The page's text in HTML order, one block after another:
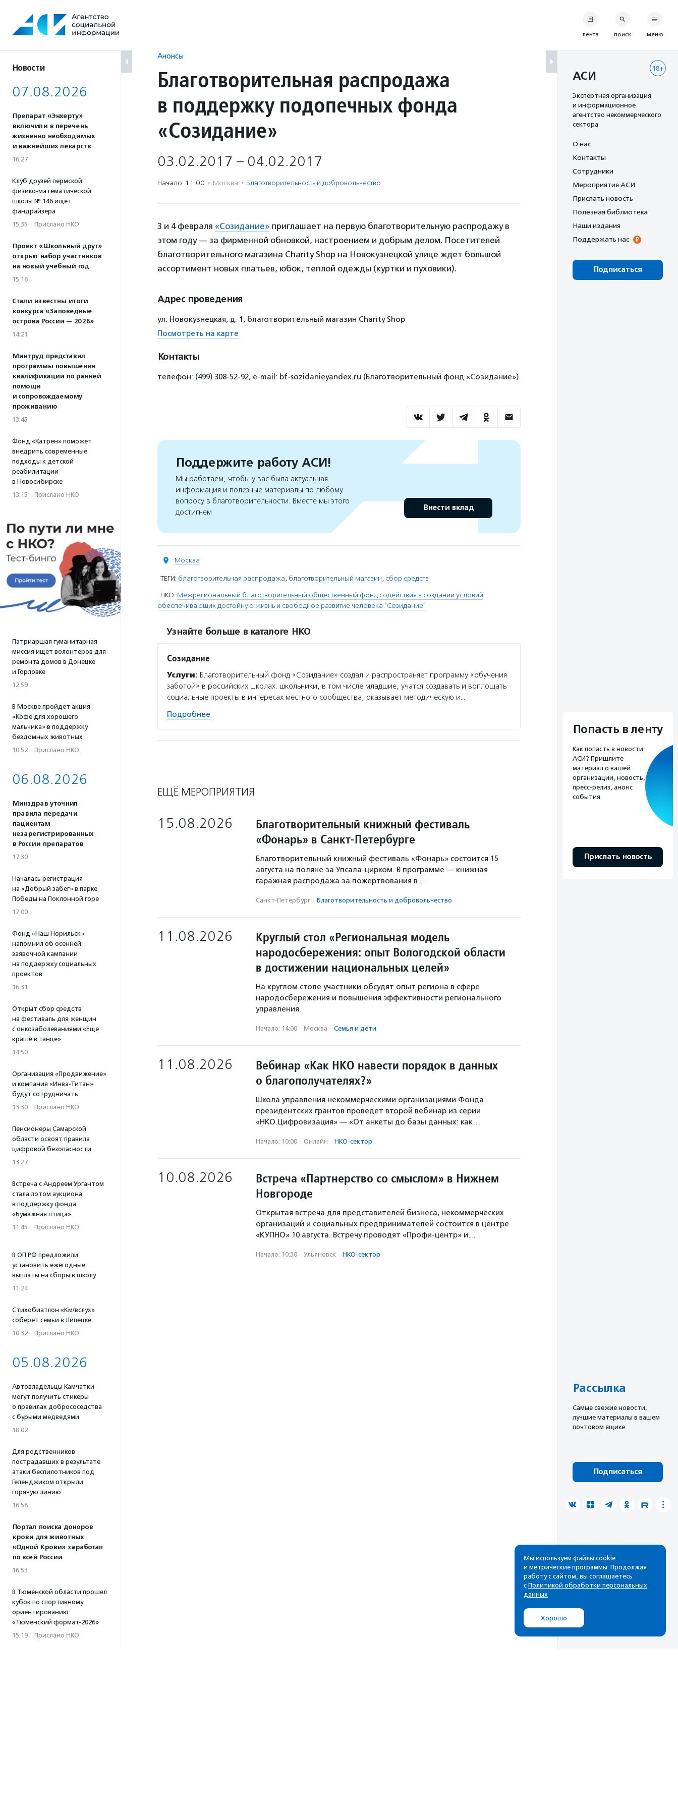
содержанию
Новости
07.08.2026
Препарат «Энхерту»
включили в перечень
жизненно необходимых
и важнейших лекарств
16:27
Клуб друзей пермской
физико-математической
школы № 146 ищет
фандрайзера
15:35 · Прислано НКО
Проект «Школьный друг»
открыл набор участников
на новый учебный год
15:16
Стали известны итоги
конкурса «Заповедные
острова России — 2026»
14:21
Минтруд представил
программы повышения
квалификации по ранней
помощи
и сопровождаемому
проживанию
13:45
Фонд «Катрен» поможет
внедрить современные
подходы к детской
реабилитации
в Новосибирске
13:15 · Прислано НКО
Патриаршая гуманитарная
миссия ищет волонтеров для
ремонта домов в Донецке
и Горловке
12:59
В Москве пройдет акция
«Кофе для хорошего
мальчика» в поддержку
бездомных животных
10:52 · Прислано НКО
06.08.2026
Минздрав уточнил
правила передачи
пациентам
незарегистрированных
в России препаратов
17:30
Началась регистрация
на «Добрый забег» в парке
Победы на Поклонной горе
17:00
Фонд «Наш Норильск»
напомнил об осенней
заявочной кампании
на поддержку социальных
проектов
16:31
Открыт сбор средств
на фестиваль для женщин
с онкозаболеваниями «Еще
краше в танце»
14:50
Организация «Продвижение»
и компания «Инва-Титан»
будут сотрудничать
13:30 · Прислано НКО
Пенсионеры Самарской
области освоят правила
цифровой безопасности
13:27
Встреча с Андреем Ургантом
стала лотом аукциона
в поддержку фонда
«Бумажная птица»
11:45 · Прислано НКО
В ОП РФ предложили
установить ежегодные
выплаты на сборы в школу
11:24
Стихобиатлон «Км/вслух»
соберет семьи в Липецке
10:32 · Прислано НКО
05.08.2026
Автовладельцы Камчатки
могут получить стикеры
о правилах добрососедства
с бурыми медведями
18:02
Для родственников
пострадавших в результате
атаки беспилотников под
Геленджиком открыли
горячую линию
16:58
Портал поиска доноров
крови для животных
«Одной Крови» заработал
по всей России
16:53
В Тюменской области прошел
кубок по спортивному
ориентированию
«Тюменский формат-2026»
15:19 · Прислано НКО
Анонсы
Благотворительная распродажа
в поддержку подопечных фонда
«Созидание»
03.02.2017 – 04.02.2017
Начало: 11:00 · Москва · Благотвори­тель­ность и доброволь­чест­во
3 и 4 февраля «Созидание» приглашает на первую благотворительную распродажу в
этом году — за фирменной обновкой, настроением и добрым делом. Посетителей
благотворительного магазина Charity Shop на Новокузнецкой улице ждет большой
ассортимент новых платьев, юбок, теплой одежды (куртки и пуховики).
Адрес проведения
ул. Новокузнецкая, д. 1, благотворительный магазин Charity Shop
Посмотреть на карте
Контакты
телефон: (499) 308-52-92, е-mail: bf-sozidanieyandex.ru (Благотворительный фонд «Созидание»)
Поддержите работу АСИ!
Мы работаем, чтобы у вас была актуальная
информация и полезные материалы по любому
вопросу в благотворительности. Вместе мы этого
достигнем
Внести вклад
Москва
ТЕГИ: благотворительная распродажа, благотворительный магазин, сбор средств
НКО: Межрегиональный благотворительный общественный фонд содействия в создании условий
обеспечивающих достойную жизнь и свободное развитие человека "Созидание"
Узнайте больше в каталоге НКО
Созидание
Услуги: Благотворительный фонд «Созидание» создал и распространяет программу «обучения
заботой» в российских школах: школьники, в том числе младшие, учатся создавать и воплощать
социальные проекты в интересах местного сообщества, оказывает методическую и…
Подробнее
ЕЩЁ МЕРОПРИЯТИЯ
15.08.2026
Благотворительный книжный фестиваль
«Фонарь» в Санкт-Петербурге
Благотворительный книжный фестиваль «Фонарь» состоится 15
августа на поляне за Упсала-цирком. В программе — книжная
гаражная распродажа за пожертвования в…
Санкт-Петербург · Благотвори­тель­ность и доброволь­чест­во
11.08.2026
Круглый стол «Региональная модель
народосбережения: опыт Вологодской области
в достижении национальных целей»
На круглом столе участники обсудят опыт региона в сфере
народосбережения и повышения эффективности регионального
управления.
Начало: 14:00 · Москва · Семья и дети
11.08.2026
Вебинар «Как НКО навести порядок в данных
о благополучателях?»
Школа управления некоммерческими организациями Фонда
президентских грантов проведет второй вебинар из серии
«НКО.Цифровизация» — «От анкеты до базы данных: как…
Начало: 10:00 · Онлайн · НКО-сектор
10.08.2026
Встреча «Партнерство со смыслом» в Нижнем
Новгороде
Открытая встреча для представителей бизнеса, некоммерческих
организаций и социальных предпринимателей состоится в центре
«КУПНО» 10 августа. Встречу проводят «Профи-центр» и…
Начало: 10:30 · Ульяновск · НКО-сектор
лента поиск меню
18+
АСИ
Экспертная организация
и информационное
агентство некоммерческого
сектора
О нас
Контакты
Сотрудники
Мероприятия АСИ
Прислать новость
Полезная библиотека
Наши издания
Поддержать нас
Подписаться
Попасть в ленту
Как попасть в новости
АСИ? Пришлите
материал о вашей
организации, новость,
пресс-релиз, анонс
события.
Прислать новость
Рассылка
Cамые свежие новости,
лучшие материалы в вашем
почтовом ящике
Подписаться
Мы используем файлы cookie
и метрические программы. Продолжая
работу с сайтом, вы соглашаетесь
с Политикой обработки персональных
данных
Хорошо